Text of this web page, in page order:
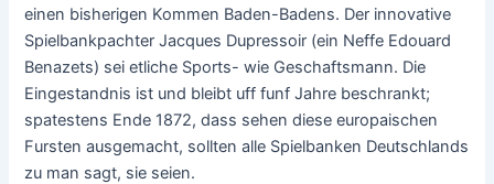
einen bisherigen Kommen Baden-Badens. Der innovative
Spielbankpachter Jacques Dupressoir (ein Neffe Edouard
Benazets) sei etliche Sports- wie Geschaftsmann. Die
Eingestandnis ist und bleibt uff funf Jahre beschrankt;
spatestens Ende 1872, dass sehen diese europaischen
Fursten ausgemacht, sollten alle Spielbanken Deutschlands
zu man sagt, sie seien.